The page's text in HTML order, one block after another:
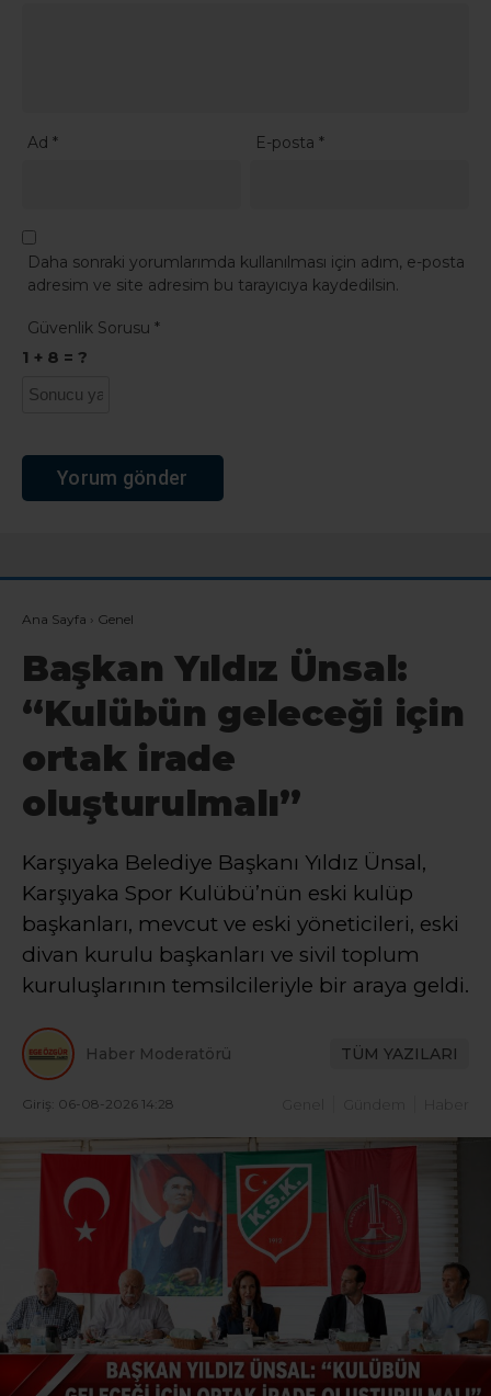
Ad * E-posta*
Daha sonraki yorumlarımda kullanılması için adım, e-posta
adresim ve site adresim bu tarayıcıya kaydedilsin.
Güvenlik Sorusu *
1 + 8 = ?
Ana Sayfa › Genel
Başkan Yıldız Ünsal:
“Kulübün geleceği için
ortak irade
oluşturulmalı”
Karşıyaka Belediye Başkanı Yıldız Ünsal,
Karşıyaka Spor Kulübü’nün eski kulüp
başkanları, mevcut ve eski yöneticileri, eski
divan kurulu başkanları ve sivil toplum
kuruluşlarının temsilcileriyle bir araya geldi.
Haber Moderatörü TÜM YAZILARI
Giriş: 06-08-2026 14:28 Gündem Haber